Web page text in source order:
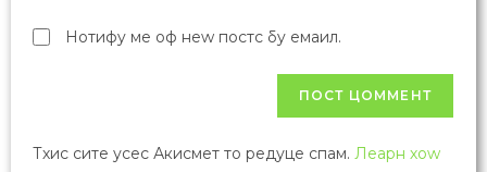
Нотифy ме оф неw постс бy емаил.
Тхис сите усес Акисмет то редуце спам. Леарн хоw